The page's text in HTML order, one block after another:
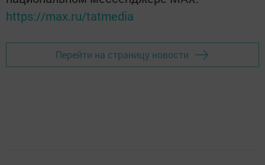
https://max.ru/tatmedia
Перейти на страницу новости